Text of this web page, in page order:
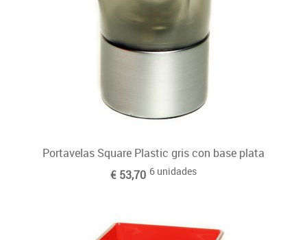
Portavelas Square Plastic gris con base plata
€ 53,70 6 unidades